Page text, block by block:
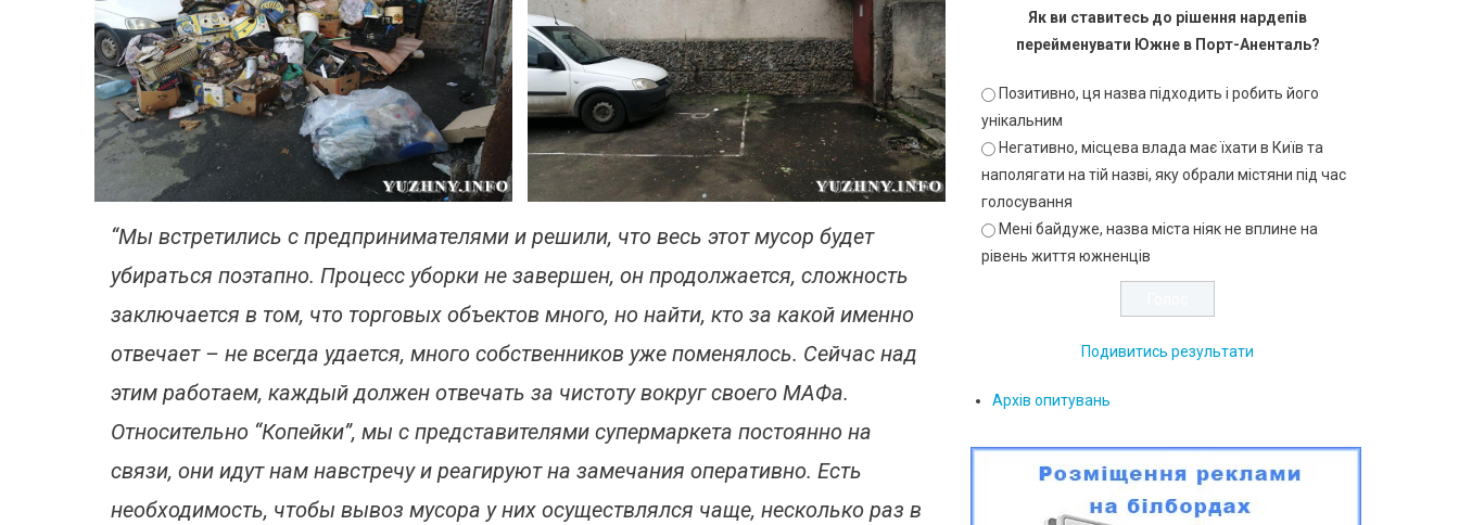
“Мы встретились с предпринимателями и решили, что весь этот мусор будет
убираться поэтапно. Процесс уборки не завершен, он продолжается, сложность
заключается в том, что торговых объектов много, но найти, кто за какой именно
отвечает – не всегда удается, много собственников уже поменялось. Сейчас над
этим работаем, каждый должен отвечать за чистоту вокруг своего МАФа.
Относительно “Копейки”, мы с представителями супермаркета постоянно на
связи, они идут нам навстречу и реагируют на замечания оперативно. Есть
необходимость, чтобы вывоз мусора у них осуществлялся чаще, несколько раз в
Як ви ставитесь до рішення нардепів
перейменувати Южне в Порт-Аненталь?
Позитивно, ця назва підходить і робить його
унікальним
Негативно, місцева влада має їхати в Київ та
наполягати на тій назві, яку обрали містяни під час
голосування
Мені байдуже, назва міста ніяк не вплине на
рівень життя южненців
Подивитись результати
Архів опитувань